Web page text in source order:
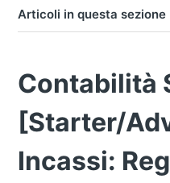
Articoli in questa sezione
Contabilità
[Starter/
Incassi: